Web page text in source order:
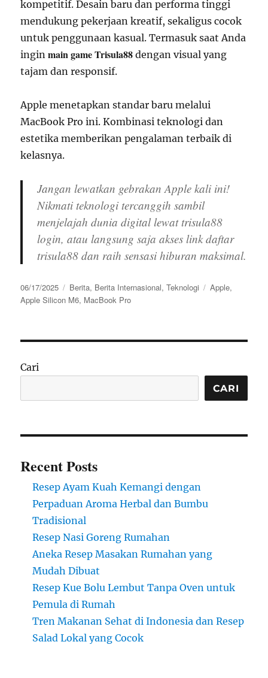
kompetitif. Desain baru dan performa tinggi
mendukung pekerjaan kreatif, sekaligus cocok
untuk penggunaan kasual. Termasuk saat Anda
inginmain game Trisula88 dengan visual yang
tajam dan responsif.
Apple menetapkan standar baru melalui
MacBook Pro ini. Kombinasi teknologi dan
estetika memberikan pengalaman terbaik di
kelasnya.
Jangan lewatkan gebrakan Apple kali ini!
Nikmati teknologi tercanggih sambil
menjelajah dunia digital lewattrisula88
login, atau langsung saja akseslink daftar
trisula88 dan raih sensasi hiburan maksimal.
Posted
on
06/17/2025 Categories
Berita, Berita Internasional,Teknologi Tags
Apple,
Apple Silicon M6, MacBook Pro
Cari
CARI
Recent Posts
Resep Ayam Kuah Kemangi dengan
Perpaduan Aroma Herbal dan Bumbu
Tradisional
Resep Nasi Goreng Rumahan
Aneka Resep Masakan Rumahan yang
Mudah Dibuat
Resep Kue Bolu Lembut Tanpa Oven untuk
Pemula di Rumah
Tren Makanan Sehat di Indonesia dan Resep
Salad Lokal yang Cocok